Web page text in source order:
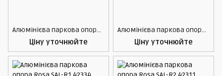
Алюмінієва паркова опора Rosa SAL-O1
Ціну уточнюйте
Алюмінієва паркова опора Rosa SAL-O2
Ціну уточнюйте